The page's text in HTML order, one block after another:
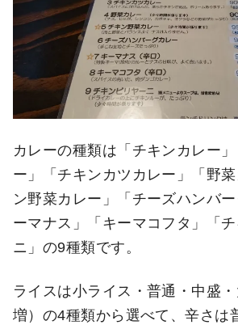
カレーの種類は「チキンカレー
ー」「チキンカツカレー」「野
ン野菜カレー」「チーズハンバ
ーマナス」「キーマコフタ」「
ニ」の9種類です。
ライスは小ライス・普通・中盛
増）の4種類から選べて、辛さは